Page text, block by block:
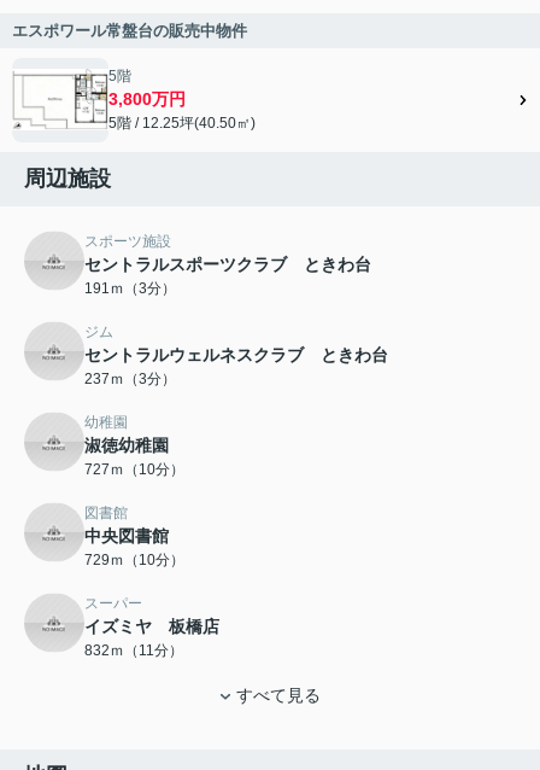
エスポワール常盤台の販売中物件
5階
3,800万円
5階 / 12.25坪(40.50㎡)
周辺施設
スポーツ施設
セントラルスポーツクラブ ときわ台
191ｍ（3分）
ジム
セントラルウェルネスクラブ ときわ台
237ｍ（3分）
幼稚園
淑徳幼稚園
727ｍ（10分）
図書館
中央図書館
729ｍ（10分）
スーパー
イズミヤ 板橋店
832ｍ（11分）
すべて見る